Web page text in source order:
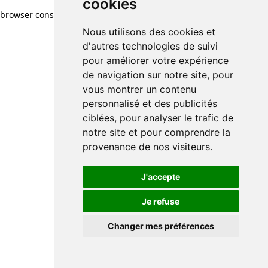
cookies
Nous utilisons des cookies et
d'autres technologies de suivi
pour améliorer votre expérience
de navigation sur notre site, pour
vous montrer un contenu
personnalisé et des publicités
ciblées, pour analyser le trafic de
notre site et pour comprendre la
provenance de nos visiteurs.
J'accepte
Je refuse
Changer mes préférences
browser console for more information)